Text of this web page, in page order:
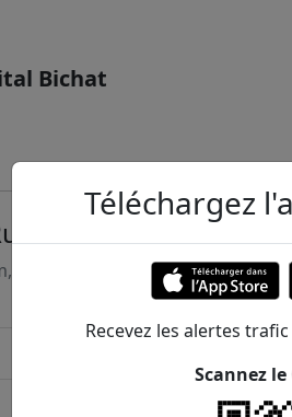
Bichat
Berthelot
et transilien situées à moins
Téléchargez
Recevez les alertes
Scannez le